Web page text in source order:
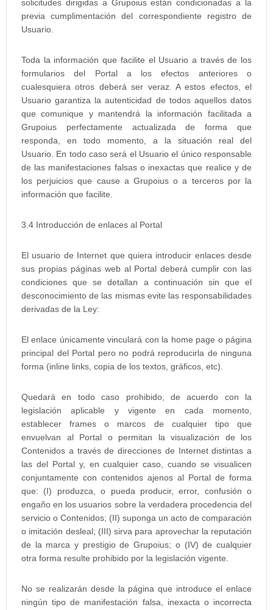
solicitudes dirigidas a Grupoius están condicionadas a la
previa cumplimentación del correspondiente registro de
Usuario.
Toda la información que facilite el Usuario a través de los
formularios del Portal a los efectos anteriores o
cualesquiera otros deberá ser veraz. A estos efectos, el
Usuario garantiza la autenticidad de todos aquellos datos
que comunique y mantendrá la información facilitada a
Grupoius perfectamente actualizada de forma que
responda, en todo momento, a la situación real del
Usuario. En todo caso será el Usuario el único responsable
de las manifestaciones falsas o inexactas que realice y de
los perjuicios que cause a Grupoius o a terceros por la
información que facilite.
3.4 Introducción de enlaces al Portal
El usuario de Internet que quiera introducir enlaces desde
sus propias páginas web al Portal deberá cumplir con las
condiciones que se detallan a continuación sin que el
desconocimiento de las mismas evite las responsabilidades
derivadas de la Ley:
El enlace únicamente vinculará con la home page o página
principal del Portal pero no podrá reproducirla de ninguna
forma (inline links, copia de los textos, gráficos, etc).
Quedará en todo caso prohibido, de acuerdo con la
legislación aplicable y vigente en cada momento,
establecer frames o marcos de cualquier tipo que
envuelvan al Portal o permitan la visualización de los
Contenidos a través de direcciones de Internet distintas a
las del Portal y, en cualquier caso, cuando se visualicen
conjuntamente con contenidos ajenos al Portal de forma
que: (I) produzca, o pueda producir, error, confusión o
engaño en los usuarios sobre la verdadera procedencia del
servicio o Contenidos; (II) suponga un acto de comparación
o imitación desleal; (III) sirva para aprovechar la reputación
de la marca y prestigio de Grupoius; o (IV) de cualquier
otra forma resulte prohibido por la legislación vigente.
No se realizarán desde la página que introduce el enlace
ningún tipo de manifestación falsa, inexacta o incorrecta